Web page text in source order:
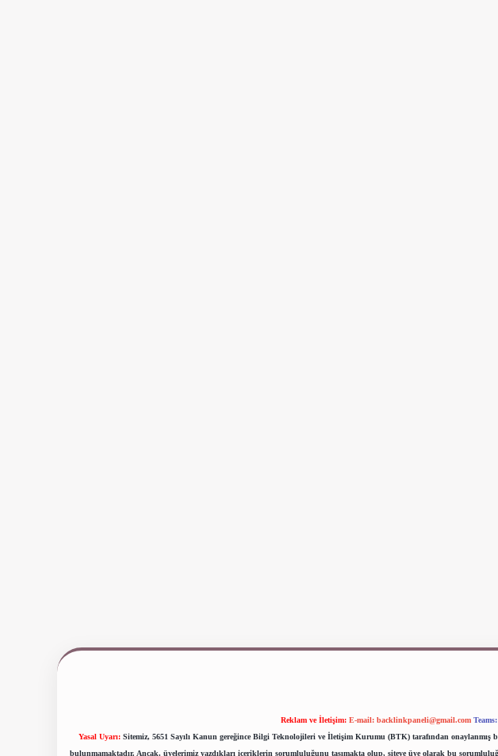
Reklam ve İletişim: E-mail: backlinkpaneli@gmail.com Teams:
Yasal Uyarı: Sitemiz, 5651 Sayılı Kanun gereğince Bilgi Teknolojileri ve İletişim Kurumu (BTK) tarafından
bulunmamaktadır. Ancak, üyelerimiz yazdıkları içeriklerin sorumluluğunu taşımakta olup, siteye üye olarak bu